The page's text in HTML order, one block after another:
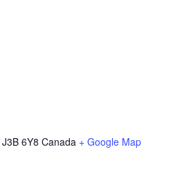
J3B 6Y8 Canada + Google Map